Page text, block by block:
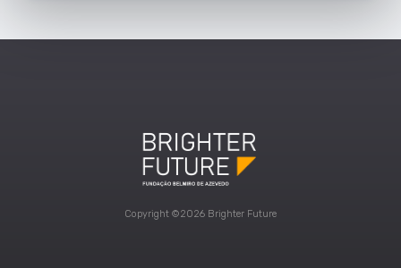
Copyright ©2026 Brighter Future